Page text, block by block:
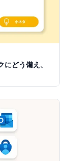
どう備え、